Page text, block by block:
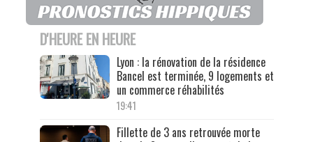
D'HEURE EN HEURE
Lyon : la rénovation de la résidence
Bancel est terminée, 9 logements et
un commerce réhabilités
19:41
Fillette de 3 ans retrouvée morte